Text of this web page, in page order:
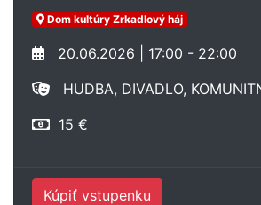
Dom kultúry Zrkadlový háj
20.06.2026 | 17:00 - 22:00
HUDBA, DIVADLO,
15 €
Kúpiť vstupenku